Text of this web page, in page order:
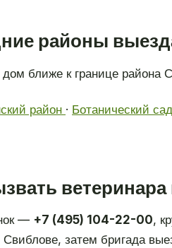
районы
ближе к границе района
район · Ботанический сад
— +7 (495) 104-22-00,
Свиблове, затем бригада